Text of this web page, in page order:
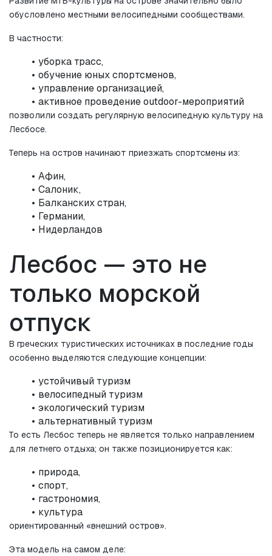
обусловлено местными велосипедными сообществами.
В частности:
уборка трасс,
обучение юных спортсменов,
управление организацией,
активное проведение outdoor-мероприятий
позволили создать регулярную велосипедную культуру на
Лесбосе.
Теперь на остров начинают приезжать спортсмены из:
Афин,
Салоник,
Балканских стран,
Германии,
Нидерландов
Лесбос — это не
только морской
отпуск
В греческих туристических источниках в последние годы
особенно выделяются следующие концепции:
устойчивый туризм
велосипедный туризм
экологический туризм
альтернативный туризм
То есть Лесбос теперь не является только направлением
для летнего отдыха; он также позиционируется как:
природа,
спорт,
гастрономия,
культура
ориентированный «внешний остров».
Эта модель на самом деле: